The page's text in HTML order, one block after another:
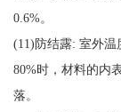
0.6%。
(11)防结露: 室外
80%时，材料的内
落。